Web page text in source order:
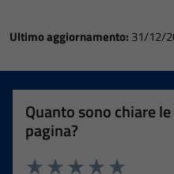
Ultimo aggiornamento: 31/12/
Quanto sono chiare
pagina?